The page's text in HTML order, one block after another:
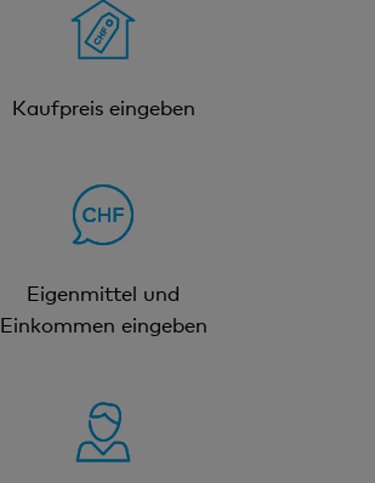
Kaufpreis eingeben
Eigenmittel und
Einkommen eingeben